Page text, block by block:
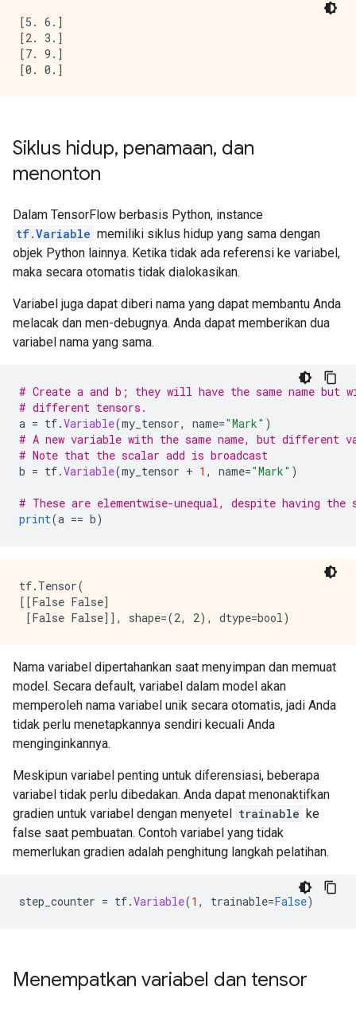
[5. 6.]
[2. 3.]
[7. 9.]
Siklus hidup, penamaan, dan
menonton
Dalam TensorFlow berbasis Python, instance
tf.Variable memiliki siklus hidup yang sama dengan
objek Python lainnya. Ketika tidak ada referensi ke variabel,
maka secara otomatis tidak dialokasikan.
Variabel juga dapat diberi nama yang dapat membantu Anda
melacak dan men-debugnya. Anda dapat memberikan dua
variabel nama yang sama.
# Create a and b; they will have the same name but
# different tensors.
a = tf.Variable(my_tensor, name="Mark" )
# A new variable with the same name, but different
# Note that the scalar add is broadcast
b = tf.Variable(my_tensor + 1 , name="Mark" )
# These are elementwise-unequal, despite having the
print(a == b)
tf.Tensor(
[[False False]
Nama variabel dipertahankan saat menyimpan dan memuat
model. Secara default, variabel dalam model akan
memperoleh nama variabel unik secara otomatis, jadi Anda
tidak perlu menetapkannya sendiri kecuali Anda
menginginkannya.
Meskipun variabel penting untuk diferensiasi, beberapa
variabel tidak perlu dibedakan. Anda dapat menonaktifkan
gradien untuk variabel dengan menyetel trainable ke
false saat pembuatan. Contoh variabel yang tidak
memerlukan gradien adalah penghitung langkah pelatihan.
step_counter = tf.Variable(1 , trainable=False)
Menempatkan variabel dan tensor